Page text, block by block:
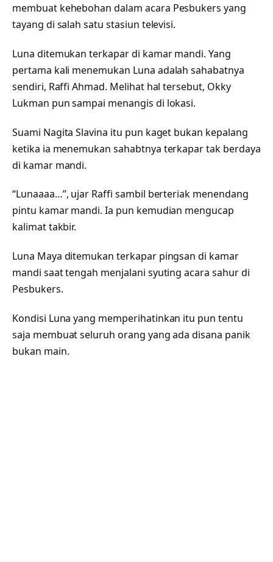
membuat kehebohan dalam acara Pesbukers yang
tayang di salah satu stasiun televisi.
Luna ditemukan terkapar di kamar mandi. Yang
pertama kali menemukan Luna adalah sahabatnya
sendiri, Raffi Ahmad. Melihat hal tersebut, Okky
Lukman pun sampai menangis di lokasi.
Suami Nagita Slavina itu pun kaget bukan kepalang
ketika ia menemukan sahabtnya terkapar tak berdaya
di kamar mandi.
“Lunaaaa…”, ujar Raffi sambil berteriak menendang
pintu kamar mandi. Ia pun kemudian mengucap
kalimat takbir.
Luna Maya ditemukan terkapar pingsan di kamar
mandi saat tengah menjalani syuting acara sahur di
Pesbukers.
Kondisi Luna yang memperihatinkan itu pun tentu
saja membuat seluruh orang yang ada disana panik
bukan main.